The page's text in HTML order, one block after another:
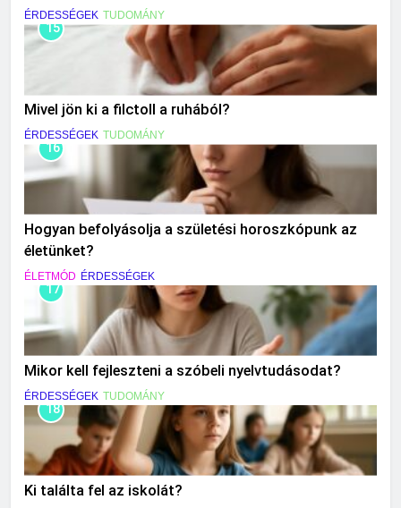
ÉRDESSÉGEK TUDOMÁNY
15
Mivel jön ki a filctoll a ruhából?
ÉRDESSÉGEK TUDOMÁNY
16
Hogyan befolyásolja a születési horoszkópunk az
életünket?
ÉLETMÓD ÉRDESSÉGEK
17
Mikor kell fejleszteni a szóbeli nyelvtudásodat?
ÉRDESSÉGEK TUDOMÁNY
18
Ki találta fel az iskolát?